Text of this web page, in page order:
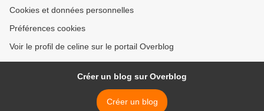
Cookies et données personnelles
Préférences cookies
Voir le profil de celine sur le portail Overblog
Créer un blog sur Overblog
Créer un blog